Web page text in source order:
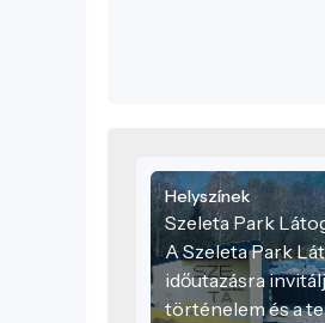
Helyszínek
Szeleta Park
A Szeleta Park
időutazásra
történelem és a